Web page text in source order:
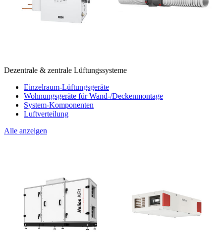
Dezentrale & zentrale Lüftungssysteme
Einzelraum-Lüftungsgeräte
Wohnungsgeräte für Wand-/Deckenmontage
System-Komponenten
Luftverteilung
Alle anzeigen